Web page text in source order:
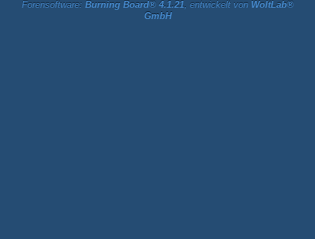
Forensoftware: Burning Board® 4.1.21, entwickelt von WoltLab®
GmbH